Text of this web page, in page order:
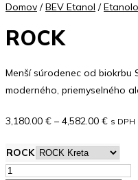
Domov /BEV Etanol /
ROCK
Menší súrodenec od biokrbu
moderného, priemyselného
3,180.00 € – 4,582.00 €Price
s DPH
ROCK
množstvo